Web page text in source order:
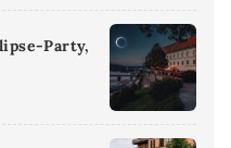
Party,